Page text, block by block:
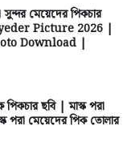
মেয়েদের পিকচার
Picture 2026 |
Download |
ছবি | মাস্ক পরা
পরা মেয়েদের পিক তোলার